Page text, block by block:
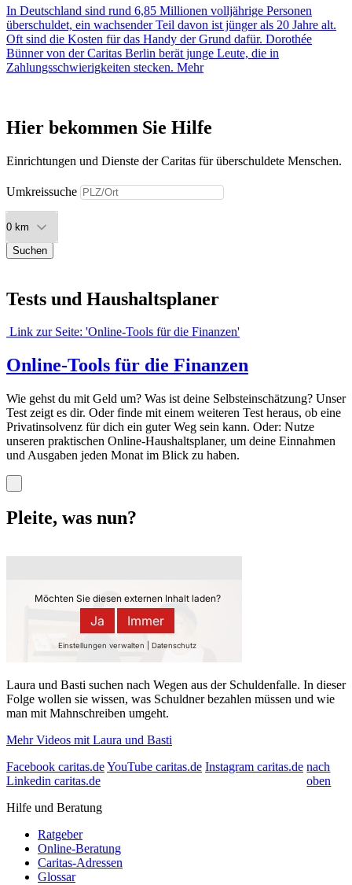
In Deutschland sind rund 6,85 Millionen volljährige Personen
überschuldet, ein wachsender Teil davon ist jünger als 20 Jahre alt.
Oft sind die Kosten für das Handy der Grund dafür. Dorothée
Bünner von der Caritas Berlin berät junge Leute, die in
Zahlungsschwierigkeiten stecken. Mehr
Hier bekommen Sie Hilfe
Einrichtungen und Dienste der Caritas für überschuldete Menschen.
Umkreissuche
Suchen
Tests und Haushaltsplaner
Link zur Seite: 'Online-Tools für die Finanzen'
Online-Tools für die Finanzen
Wie gehst du mit Geld um? Was ist deine Selbsteinschätzung? Unser
Test zeigt es dir. Oder finde mit einem weiteren Test heraus, ob eine
Privatinsolvenz für dich ein guter Weg sein kann. Oder: Nutze
unseren praktischen Online-Haushaltsplaner, um deine Einnahmen
und Ausgaben jeden Monat im Blick zu haben.
Pleite, was nun?
Laura und Basti suchen nach Wegen aus der Schuldenfalle. In dieser
Folge wollen sie wissen, was Schuldner bezahlen müssen und wie
man mit Mahnschreiben umgeht.
Mehr Videos mit Laura und Basti
Facebook caritas.deYouTube caritas.de Instagram caritas.de
Linkedin caritas.de
nach
oben
Hilfe und Beratung
Ratgeber
Online-Beratung
Caritas-Adressen
Glossar